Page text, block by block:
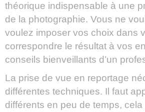
théorique indispensable à une
de la photographie. Vous ne
voulez imposer vos choix dans
correspondre le résultat à vos
conseils bienveillants d’un
La prise de vue en reportage
différentes techniques. Il faut
différents en peu de temps,